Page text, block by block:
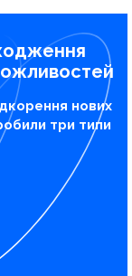
нових
три типи